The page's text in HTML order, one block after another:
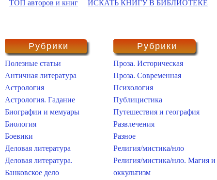
ТОП авторов и книг ИСКАТЬ КНИГУ В БИБЛИОТЕКЕ
Рубрики
Полезные статьи
Античная литература
Астрология
Астрология. Гадание
Биографии и мемуары
Биология
Боевики
Деловая литература
Деловая литература.
Банковское дело
Рубрики
Проза. Историческая
Проза. Современная
Психология
Публицистика
Путешествия и география
Развлечения
Разное
Религия/мистика/нло
Религия/мистика/нло. Магия и
оккультизм